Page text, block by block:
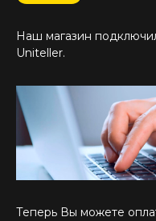
Наш магазин
Uniteller.
Теперь Вы можете